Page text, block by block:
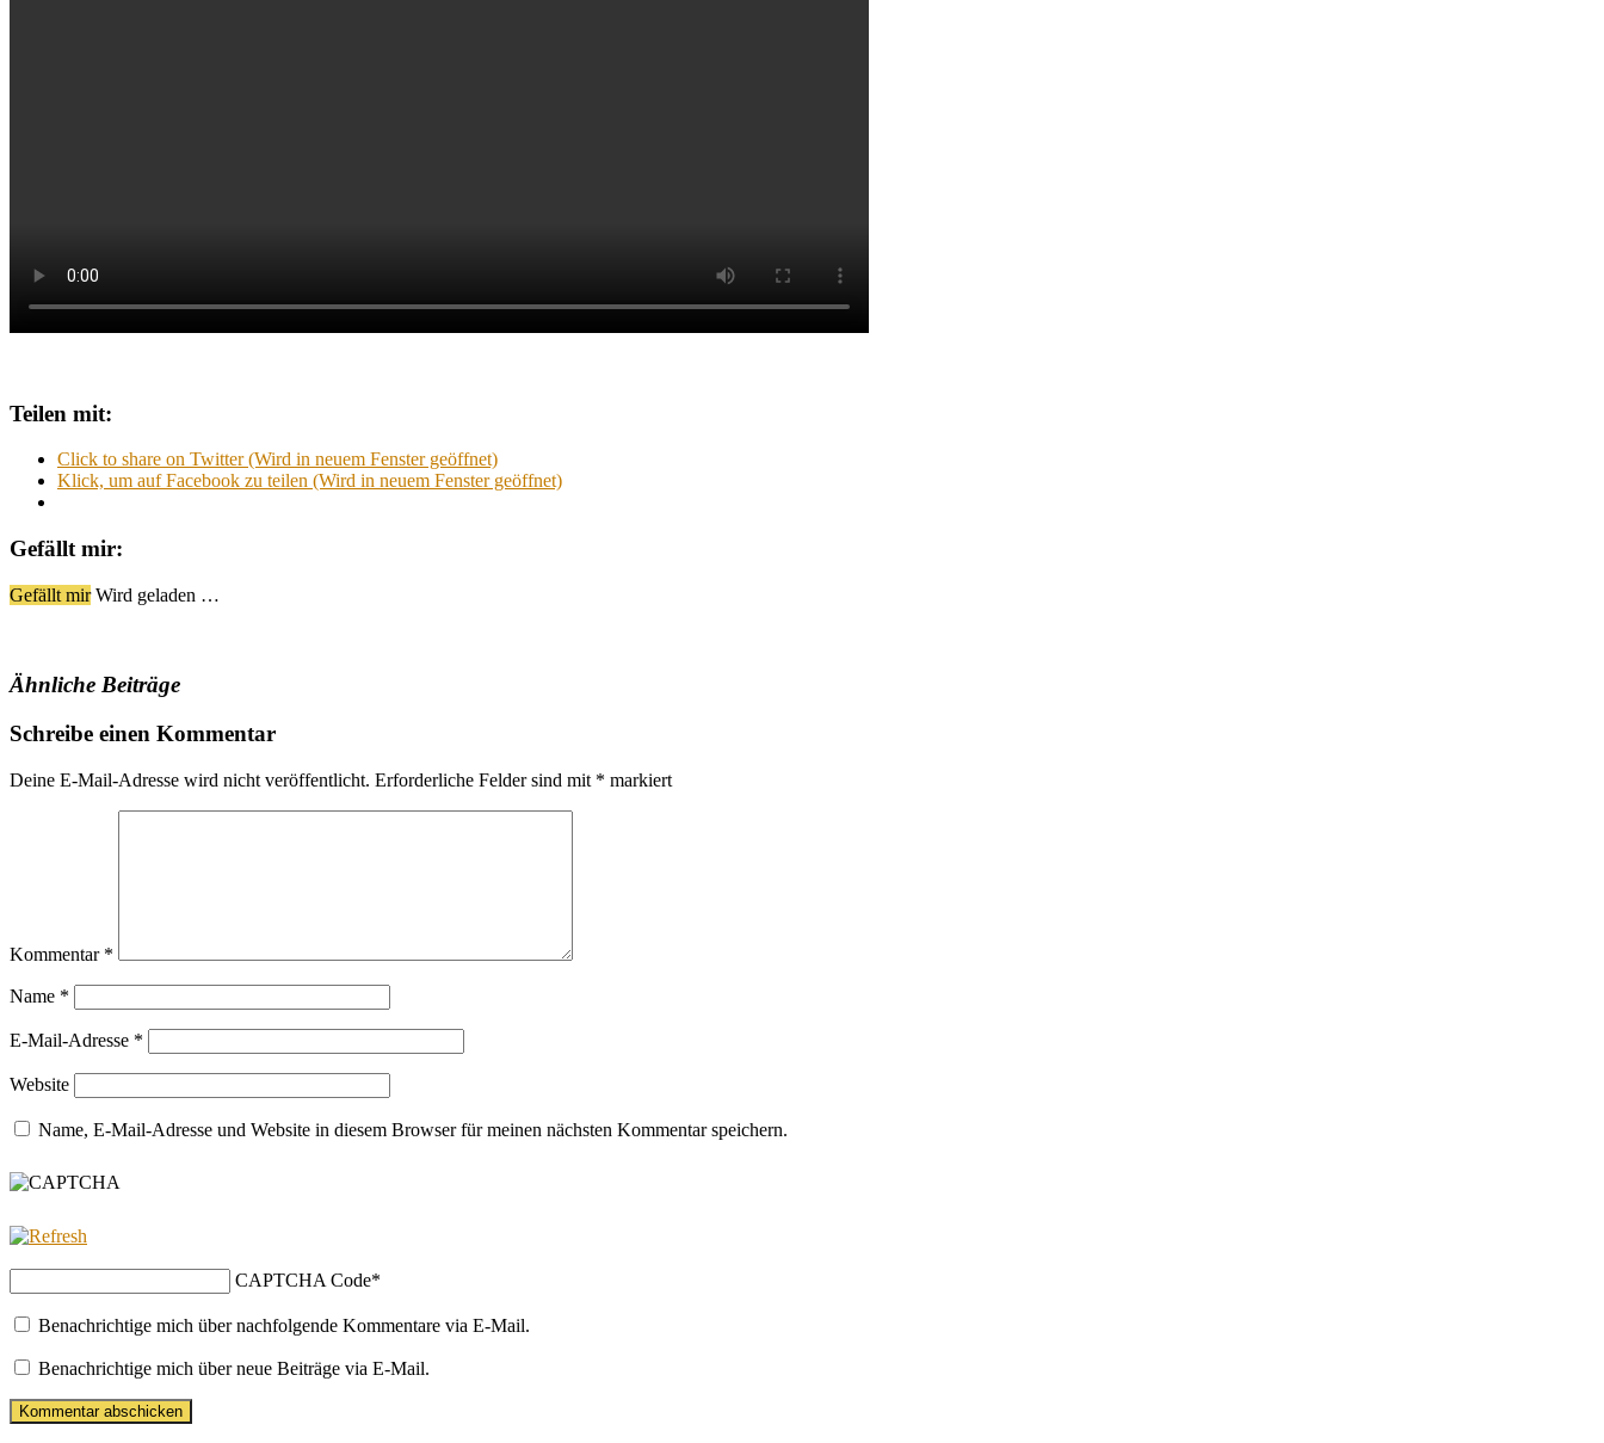
Teilen mit:
Click to share on Twitter (Wird in neuem Fenster geöffnet)
Klick, um auf Facebook zu teilen (Wird in neuem Fenster geöffnet)
Gefällt mir:
Gefällt mir Wird geladen …
Ähnliche Beiträge
Schreibe einen Kommentar
Deine E-Mail-Adresse wird nicht veröffentlicht. Erforderliche Felder sind mit * markiert
Kommentar *
Name *
E-Mail-Adresse *
Website
Name, E-Mail-Adresse und Website in diesem Browser für meinen nächsten Kommentar speichern.
CAPTCHA Code*
Benachrichtige mich über nachfolgende Kommentare via E-Mail.
Benachrichtige mich über neue Beiträge via E-Mail.